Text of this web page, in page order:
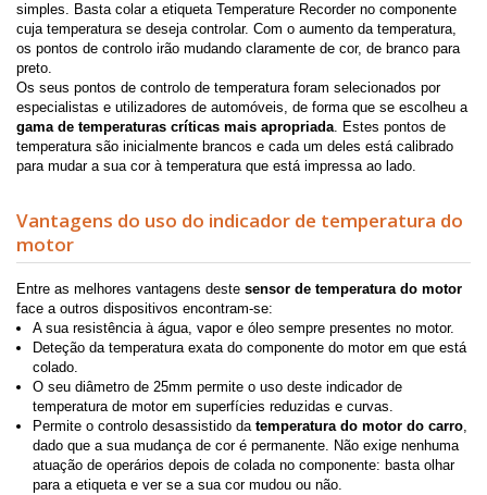
simples. Basta colar a etiqueta Temperature Recorder no componente
cuja temperatura se deseja controlar. Com o aumento da temperatura,
os pontos de controlo irão mudando claramente de cor, de branco para
preto.
Os seus pontos de controlo de temperatura foram selecionados por
especialistas e utilizadores de automóveis, de forma que se escolheu a
gama de temperaturas críticas mais apropriada. Estes pontos de
temperatura são inicialmente brancos e cada um deles está calibrado
para mudar a sua cor à temperatura que está impressa ao lado.
Vantagens do uso do indicador de temperatura do
motor
Entre as melhores vantagens deste sensor de temperatura do motor
face a outros dispositivos encontram-se:
A sua resistência à água, vapor e óleo sempre presentes no motor.
Deteção da temperatura exata do componente do motor em que está
colado.
O seu diâmetro de 25mm permite o uso deste indicador de
temperatura de motor em superfícies reduzidas e curvas.
Permite o controlo desassistido da temperatura do motor do carro,
dado que a sua mudança de cor é permanente. Não exige nenhuma
atuação de operários depois de colada no componente: basta olhar
para a etiqueta e ver se a sua cor mudou ou não.